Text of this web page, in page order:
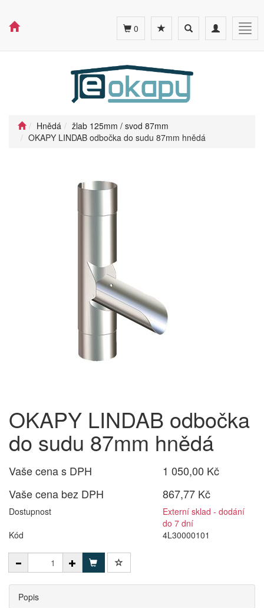
Toggle
navigation
Toggle
search
0
Hnědá
žlab 125mm / svod 87mm
OKAPY LINDAB odbočka do sudu 87mm hnědá
OKAPY LINDAB odbočka
do sudu 87mm hnědá
Vaše cena s DPH
1 050,00 Kč
Vaše cena bez DPH
867,77 Kč
Dostupnost
Externí sklad - dodání
do 7 dní
Kód
4L30000101
Popis